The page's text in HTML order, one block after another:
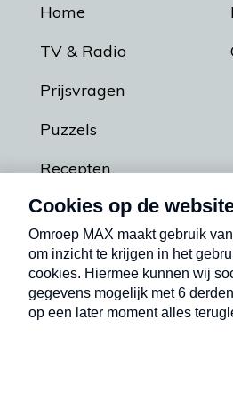
Home
TV & Radio
Prijsvragen
Puzzels
Recepten
Podcasts